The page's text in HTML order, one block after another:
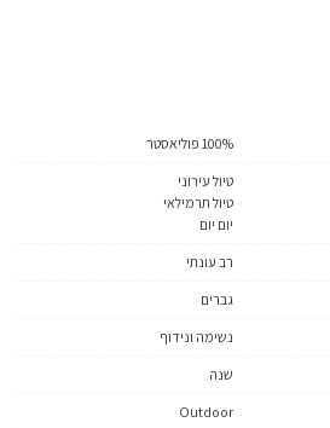
100% פוליאסטר
טיול עירוני
טיול תרמילאי
יום יום
רב עונתי
גברים
נשימה ונידוף
שנה
Outdoor